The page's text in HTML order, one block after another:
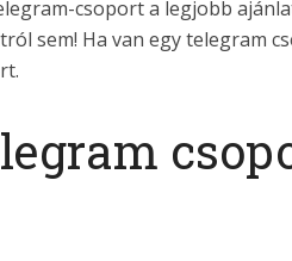
csoport a legjobb
sem! Ha van egy telegram